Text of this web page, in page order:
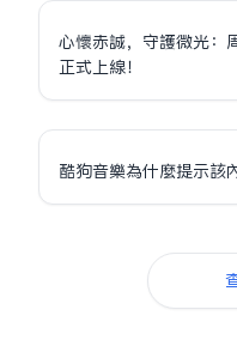
心懷赤誠，守護微光：
正式上線！
酷狗音樂為什麼提示該